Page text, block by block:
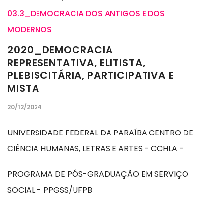
03.3_DEMOCRACIA DOS ANTIGOS E DOS
MODERNOS
2020_DEMOCRACIA
REPRESENTATIVA, ELITISTA,
PLEBISCITÁRIA, PARTICIPATIVA E
MISTA
20/12/2024
UNIVERSIDADE FEDERAL DA PARAÍBA CENTRO DE
CIÊNCIA HUMANAS, LETRAS E ARTES - CCHLA -
PROGRAMA DE PÓS-GRADUAÇÃO EM SERVIÇO
SOCIAL - PPGSS/UFPB